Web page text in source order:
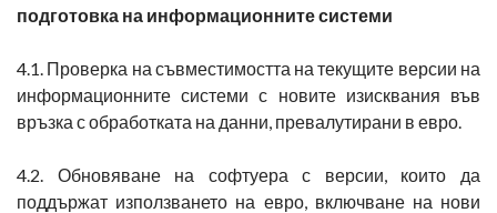
подготовка на информационните системи
4.1. Проверка на съвместимостта на текущите версии на
информационните системи с новите изисквания във
връзка с обработката на данни, превалутирани в евро.
4.2. Обновяване на софтуера с версии, които да
поддържат използването на евро, включване на нови